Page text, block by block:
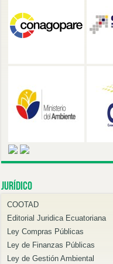
Jurídico
COOTAD
Editorial Juridica Ecuatoriana
Ley Compras Públicas
Ley de Finanzas Públicas
Ley de Gestión Ambiental